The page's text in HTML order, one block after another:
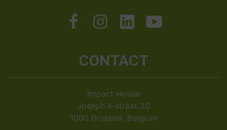
CONTACT
Impact House
Joseph II-straat 20
1000 Brussels, Belgium